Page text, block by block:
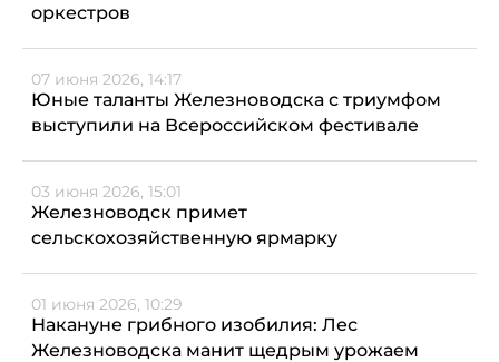
оркестров
07 июня 2026, 14:17
Юные таланты Железноводска с триумфом
выступили на Всероссийском фестивале
03 июня 2026, 15:01
Железноводск примет
сельскохозяйственную ярмарку
01 июня 2026, 10:29
Накануне грибного изобилия: Лес
Железноводска манит щедрым урожаем